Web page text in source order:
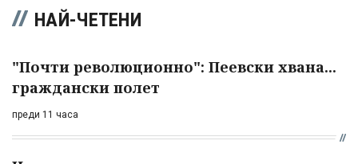
НАЙ-ЧЕТЕНИ
"Почти революционно": Пеевски хвана...
граждански полет
преди 11 часа